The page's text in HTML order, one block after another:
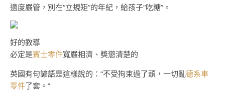
適度嚴管，別在“立規矩”的年紀，給孩子“吃糖”。
好的教導
必定是賓士零件寬嚴相濟、獎懲清楚的
英國有句諺語是這樣說的：“不受拘束過了頭，一切亂德系車
零件了套。”